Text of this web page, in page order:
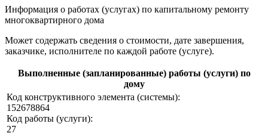
Информация о работах (услугах) по капитальному ремонту
многоквартирного дома
Может содержать сведения о стоимости, дате завершения,
заказчике, исполнителе по каждой работе (услуге).
Выполненные (запланированные) работы (услуги) по
дому
Код конструктивного элемента (системы):
152678864
Код работы (услуги):
27